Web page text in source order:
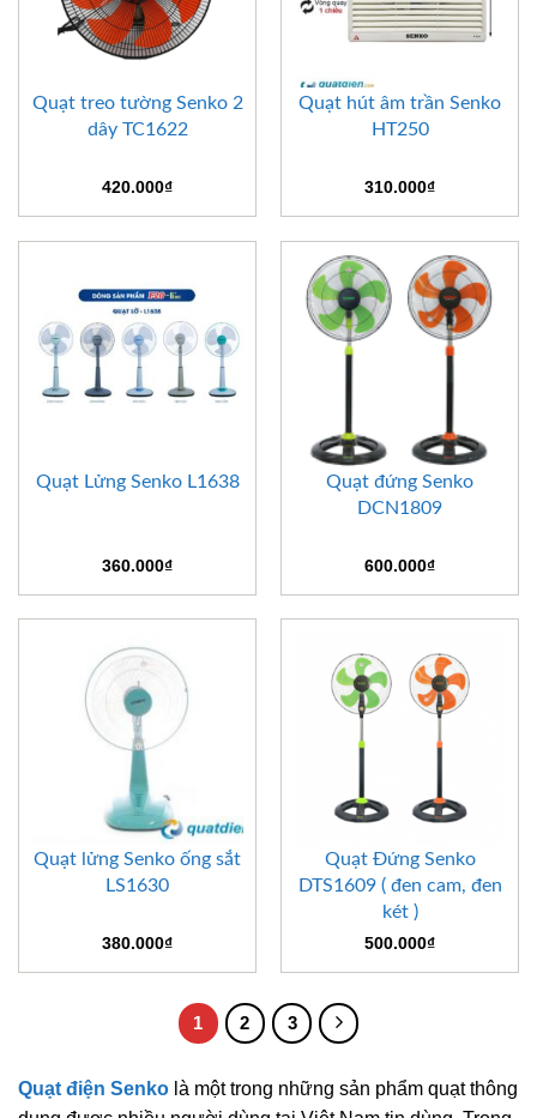
Quạt treo tường Senko 2
dây TC1622
420.000₫
Quạt hút âm trần Senko
HT250
310.000₫
Quạt Lửng Senko L1638
360.000₫
Quạt đứng Senko
DCN1809
600.000₫
Quạt lửng Senko ống sắt
LS1630
380.000₫
Quạt Đứng Senko
DTS1609 ( đen cam, đen
két )
500.000₫
1 2 3
Quạt điện Senko là một trong những sản phẩm quạt thông